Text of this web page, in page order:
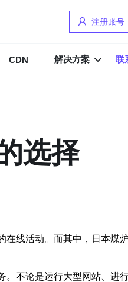
注册账号
CDN 解决方案 联
选择
线活动。而其中，日本煤
不论是运行大型网站、进